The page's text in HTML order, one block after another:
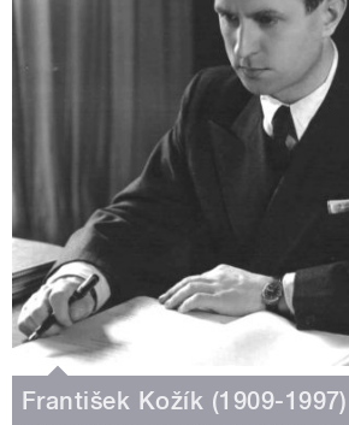
František Kožík (1909-1997)